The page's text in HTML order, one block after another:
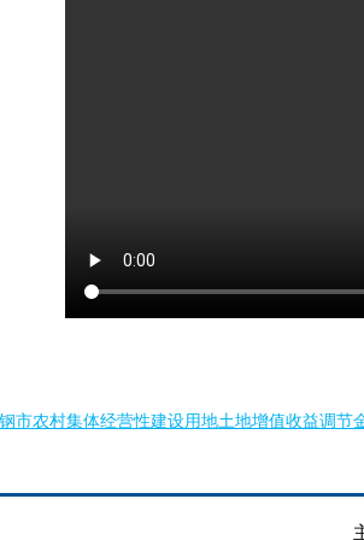
市农村集体经营性建设用地土地增值收益调节